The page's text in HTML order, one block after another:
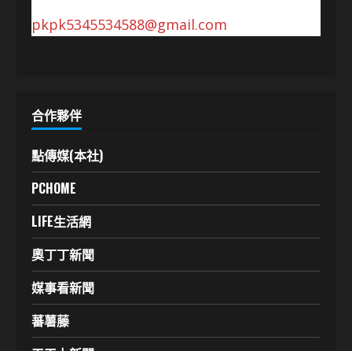
pkpk5345534588@gmail.com
合作夥伴
點傳媒(本社)
PCHOME
LIFE生活網
奧丁丁新聞
媒事看新聞
蕃薯藤